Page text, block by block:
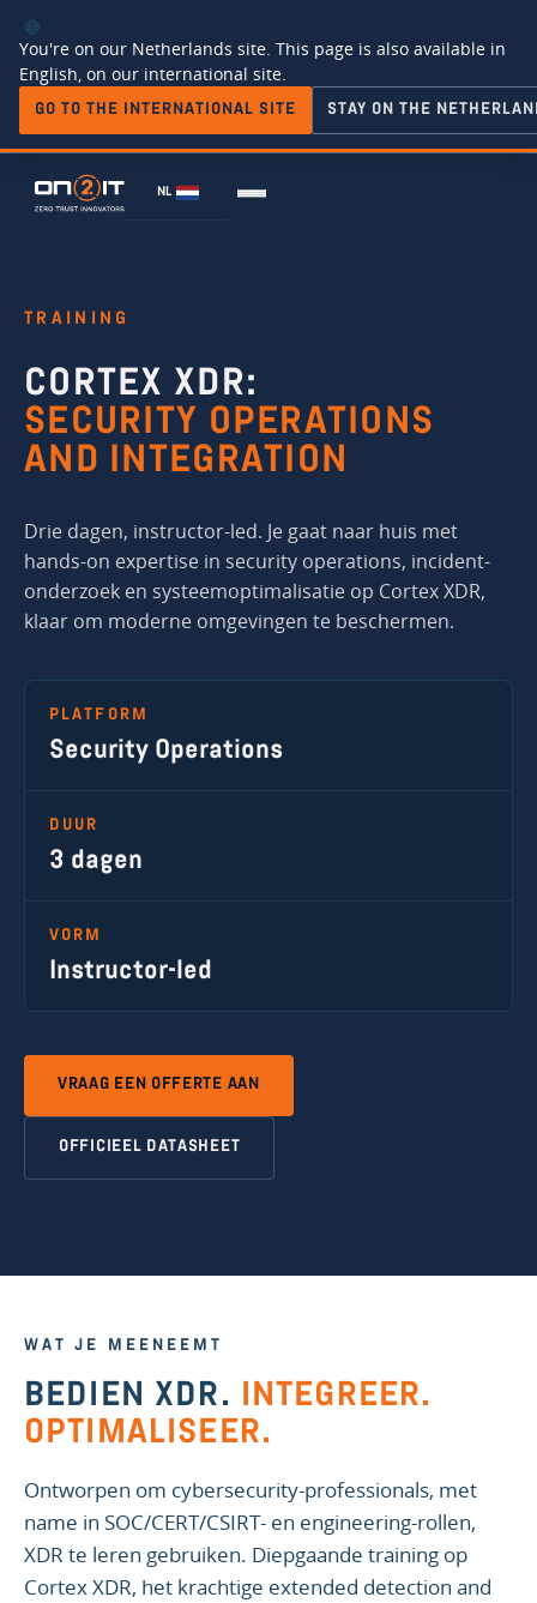
You're on our Netherlands site. This page is also available in
English, on our international site.
GO TO THE INTERNATIONAL SITE STAY ON THE
NL
TRAINING
CORTEX XDR:
SECURITY OPERATIONS
AND INTEGRATION
Drie dagen, instructor-led. Je gaat naar huis met
hands-on expertise in security operations, incident-
onderzoek en systeemoptimalisatie op Cortex XDR,
klaar om moderne omgevingen te beschermen.
PLATFORM
Security Operations
DUUR
3 dagen
VORM
Instructor-led
VRAAG EEN OFFERTE AAN
OFFICIEEL DATASHEET
WAT JE MEENEEMT
BEDIEN XDR. INTEGREER.
OPTIMALISEER.
Ontworpen om cybersecurity-professionals, met
name in SOC/CERT/CSIRT- en engineering-rollen,
XDR te leren gebruiken. Diepgaande training op
Cortex XDR, het krachtige extended detection and